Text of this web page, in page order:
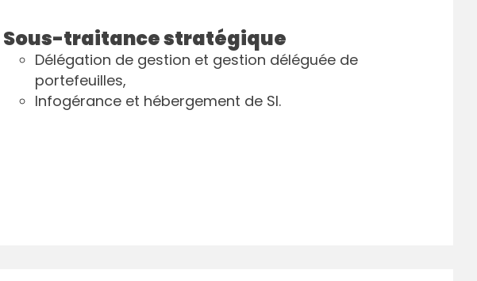
Sous-traitance stratégique
Délégation de gestion et gestion déléguée de
portefeuilles,
Infogérance et hébergement de SI.